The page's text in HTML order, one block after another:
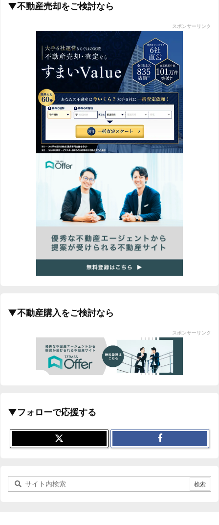
▼不動産売却をご検討なら
スポンサーリンク
▼不動産購入をご検討なら
スポンサーリンク
▼フォローで応援する